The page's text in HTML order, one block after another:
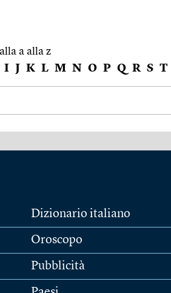
a alla z
I J K L M N O P Q R S T
Dizionario italiano
Oroscopo
Pubblicità